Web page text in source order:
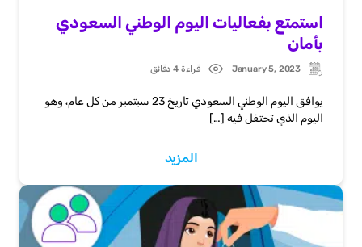
استمتع بفعاليات اليوم الوطني السعودي
بأمان
Updated:
January 5, 2023
Postقراءة 4 دقائق
يوافق اليوم الوطني السعودي تاريخ 23 سبتمبر من كل عام، وهو
اليوم الذي تحتفل فيه […]
المزيد